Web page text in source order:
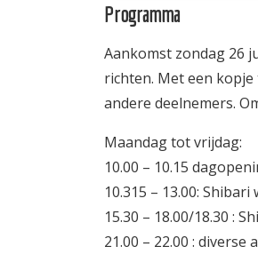
Programma
Aankomst zondag 26
richten. Met een
andere deelnemers.
Maandag tot vrijdag:
10.00 – 10.15
10.315 – 13.00:
15.30 – 18.00/18.30 :
21.00 – 22.00 :